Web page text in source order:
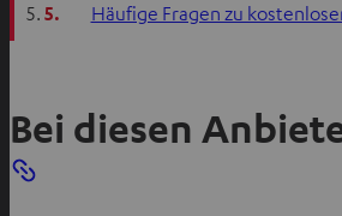
5. Häufige Fragen zu
Bei diesen